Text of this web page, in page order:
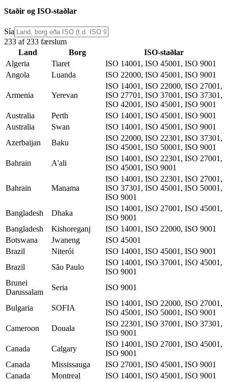
Staðir og ISO-staðlar
Sía
233 af 233 færslum
Land
Borg
ISO-staðlar
Algeria
Tiaret
ISO 14001, ISO 45001, ISO 9001
Angola
Luanda ISO 22000, ISO 45001, ISO 9001
Armenia Yerevan
ISO 14001, ISO 22000, ISO 27001,
ISO 27701, ISO 37001, ISO 37301,
ISO 42001, ISO 45001, ISO 9001
Australia
Perth
ISO 14001, ISO 45001, ISO 9001
Australia
Swan
ISO 14001, ISO 45001, ISO 9001
Azerbaijan
Baku
ISO 22000, ISO 22301, ISO 37301,
ISO 45001, ISO 50001, ISO 9001
Bahrain
A'ali
ISO 14001, ISO 22301, ISO 27001,
ISO 45001, ISO 9001
Bahrain Manama
ISO 14001, ISO 22301, ISO 27001,
ISO 37301, ISO 45001, ISO 50001,
ISO 9001
Bangladesh
Dhaka
ISO 14001, ISO 27001, ISO 45001,
ISO 9001
Bangladesh
Kishoreganj
ISO 14001, ISO 22000, ISO 9001
Botswana
Jwaneng
ISO 45001
Brazil
Niterói
ISO 14001, ISO 45001, ISO 9001
Brazil
São Paulo
ISO 14001, ISO 37001, ISO 45001,
ISO 9001
Brunei
Darussalam
Seria ISO 9001
Bulgaria SOFIA
ISO 14001, ISO 22000, ISO 27001,
ISO 45001, ISO 50001, ISO 9001
Cameroon
Douala
ISO 22301, ISO 37001, ISO 37301,
ISO 9001
Canada
Calgary
ISO 14001, ISO 27001, ISO 45001,
ISO 9001
Canada
Mississauga
ISO 27001, ISO 45001, ISO 9001
Canada
Montreal ISO 14001, ISO 45001, ISO 9001